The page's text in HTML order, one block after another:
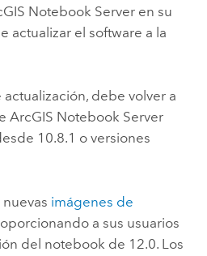
Notebook Serveren su
actualizar el software a la
debe volver a
ArcGIS Notebook Server
10.8.1 o versiones
imágenes de
a sus usuarios
del notebook de 12.0. Los